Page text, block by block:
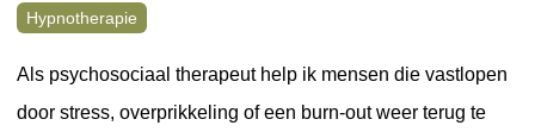
Hypnotherapie
Als psychosociaal therapeut help ik mensen die vastlopen
door stress, overprikkeling of een burn-out weer terug te